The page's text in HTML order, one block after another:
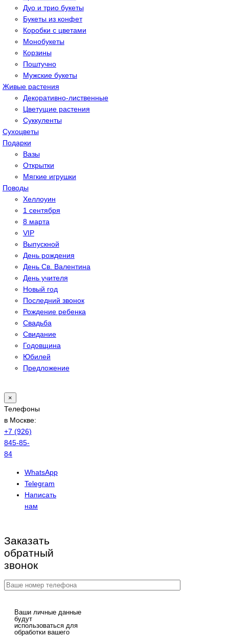
Дуо и трио букеты
Букеты из конфет
Коробки с цветами
Монобукеты
Корзины
Поштучно
Мужские букеты
Живые растения
Декоративно-лиственные
Цветущие растения
Суккуленты
Сухоцветы
Подарки
Вазы
Открытки
Мягкие игрушки
Поводы
Хеллоуин
1 сентября
8 марта
VIP
Выпускной
День рождения
День Св. Валентина
День учителя
Новый год
Последний звонок
Рождение ребенка
Свадьба
Свидание
Годовщина
Юбилей
Предложение
×
Телефоны
в Москве:
+7 (926)
845-85-
84
WhatsApp
Telegram
Написать
нам
Заказать
обратный
звонок
Ваши личные данные
будут
использоваться для
обработки вашего